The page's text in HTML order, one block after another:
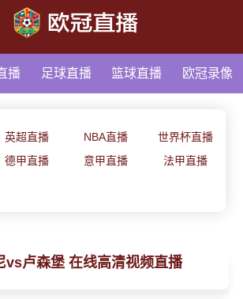
播 足球直播 篮球直播 欧冠录像
英超直播 NBA直播
世界杯直播
德甲直播 意甲直播
法甲直播
vs卢森堡 在线高清视频直播